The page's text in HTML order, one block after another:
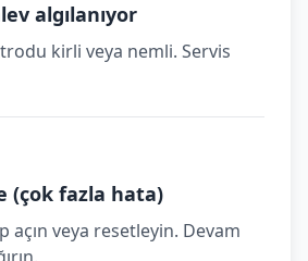
algılanıyor
kirli veya nemli. Servis
(çok fazla hata)
açın veya resetleyin. Devam